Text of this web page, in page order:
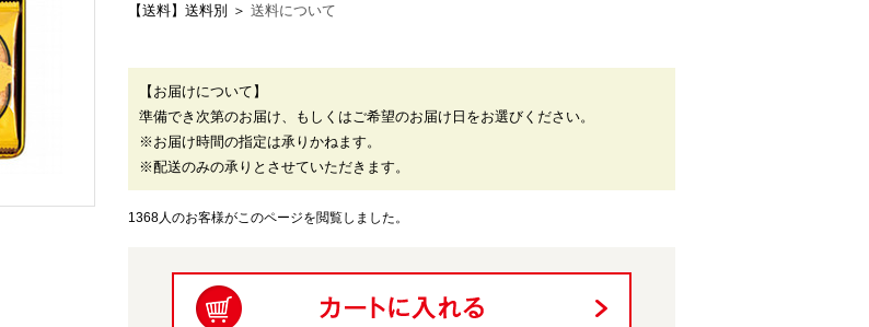
【送料】送料別 ＞ 送料について
【お届けについて】
準備でき次第のお届け、もしくはご希望のお届け日をお選びください。
※お届け時間の指定は承りかねます。
※配送のみの承りとさせていただきます。
1368人のお客様がこのページを閲覧しました。